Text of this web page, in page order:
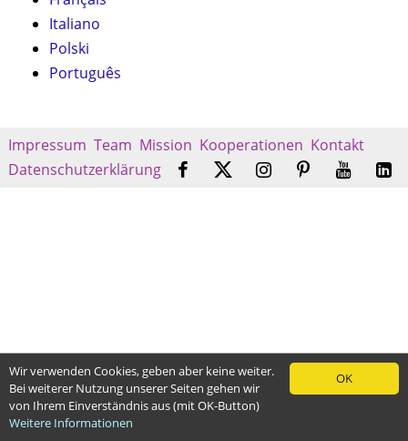
Italiano
Polski
Português
Impressum Team Mission Kooperationen Kontakt
Datenschutzerklärung
OK
Wir verwenden Cookies, geben aber keine weiter.
Bei weiterer Nutzung unserer Seiten gehen wir
von Ihrem Einverständnis aus (mit OK-Button)
Weitere Informationen